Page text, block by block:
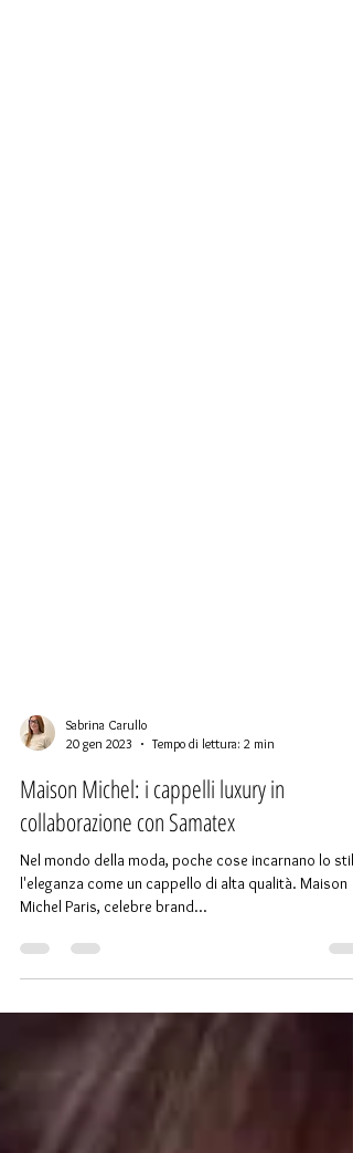
Sabrina Carullo
20 gen 2023
Tempo di lettura: 2 min
Maison Michel: i cappelli luxury in
collaborazione con Samatex
l'eleganza come un cappello di alta qualità. Maison
Michel Paris, celebre brand...